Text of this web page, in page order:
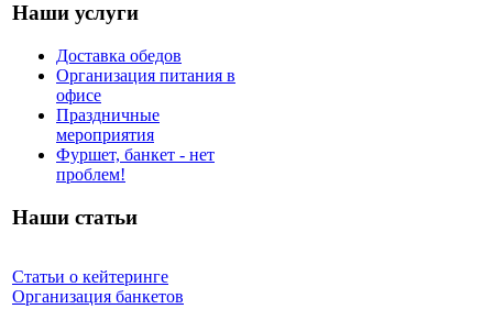
Наши услуги
Доставка обедов
Организация питания в
офисе
Праздничные
мероприятия
Фуршет, банкет - нет
проблем!
Наши статьи
Статьи о кейтеринге
Организация банкетов